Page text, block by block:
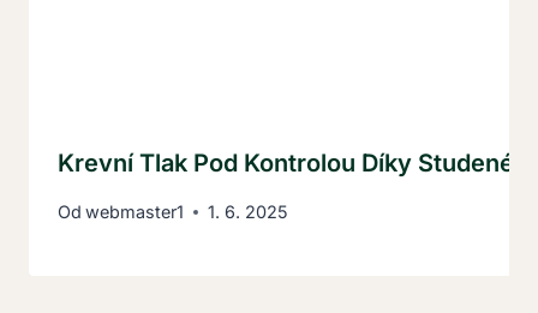
Krevní Tlak Pod Kontrolou Díky Studené
Od webmaster1 1. 6. 2025